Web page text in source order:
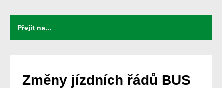
Změny jízdních řádů BUS